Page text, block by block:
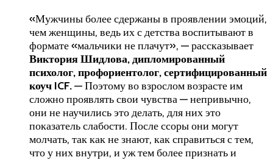
«Мужчины более сдержаны в проявлении эмоций,
чем женщины, ведь их с детства воспитывают в
формате «мальчики не плачут», — рассказывает
Виктория Шидлова, дипломированный
психолог, профориентолог, сертифицированный
коуч ICF.— Поэтому во взрослом возрасте им
сложно проявлять свои чувства — непривычно,
они не научились это делать, для них это
показатель слабости. После ссоры они могут
молчать, так как не знают, как справиться с тем,
что у них внутри, и уж тем более признать и